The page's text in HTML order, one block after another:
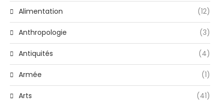
Alimentation (12)
Anthropologie (3)
Antiquités (4)
Armée (1)
Arts (41)